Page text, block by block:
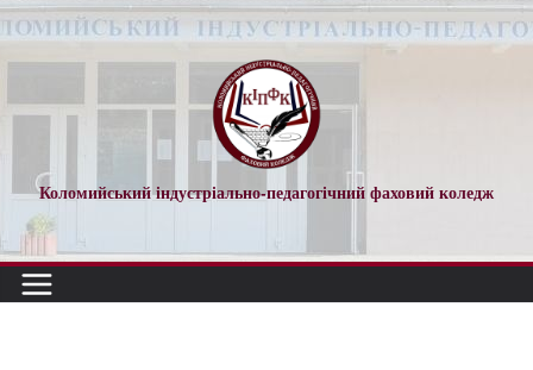
Перейти
до
Коломийський індустріально-педагогічний фаховий коледж